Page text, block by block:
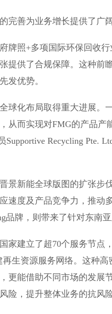
完善为业务增长提供了广阔
牌照+多项国际环保回收
提供了合规保障。这种前
发优势。
球化布局取得重大进展。
从而实现对FMG的产品产
Supportive Recycling Pte.
景新能全球版图的扩张步
速度及产品竞争力，推动
品牌，则带来了针对东南
家建立了超70个服务节
生资源服务网络。这种
更能借助不同市场的发展
险，提升整体业务的抗风险